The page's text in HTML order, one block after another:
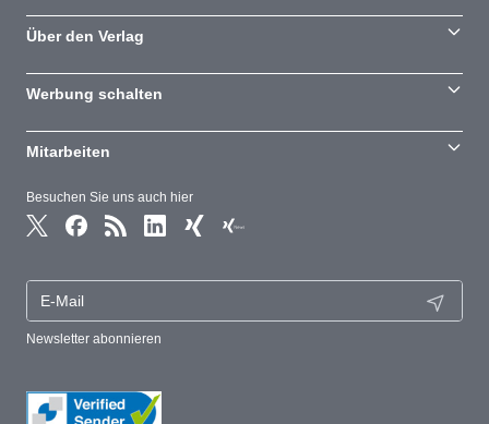
Besuchen Sie uns auch hier
Newsletter abonnieren
Über den Verlag
Werbung schalten
Mitarbeiten